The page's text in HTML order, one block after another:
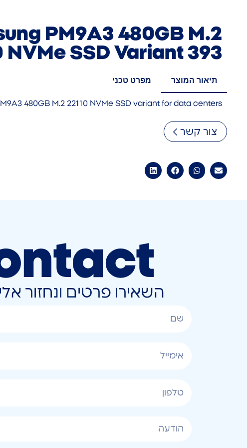
PM9A3 480GB M.2
NVMe SSD Variant 393
תיאור המוצר מפרט טכני
480GB M.2 22110 NVMe SSD variant for data centers
צור קשר
השאירו פרטים ונחזור